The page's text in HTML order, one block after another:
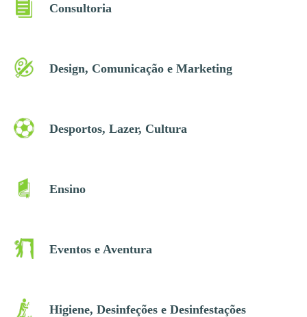
Consultoria
Design, Comunicação e Marketing
Desportos, Lazer, Cultura
Ensino
Eventos e Aventura
Higiene, Desinfeções e Desinfestações